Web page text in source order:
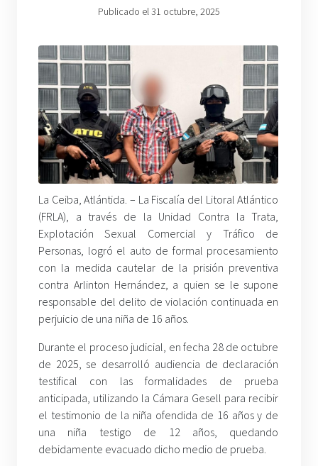
Publicado el 31 octubre, 2025
La Ceiba, Atlántida. – La Fiscalía del Litoral Atlántico
(FRLA), a través de la Unidad Contra la Trata,
Explotación Sexual Comercial y Tráfico de
Personas, logró el auto de formal procesamiento
con la medida cautelar de la prisión preventiva
contra Arlinton Hernández, a quien se le supone
responsable del delito de violación continuada en
perjuicio de una niña de 16 años.
Durante el proceso judicial, en fecha 28 de octubre
de 2025, se desarrolló audiencia de declaración
testifical con las formalidades de prueba
anticipada, utilizando la Cámara Gesell para recibir
el testimonio de la niña ofendida de 16 años y de
una niña testigo de 12 años, quedando
debidamente evacuado dicho medio de prueba.